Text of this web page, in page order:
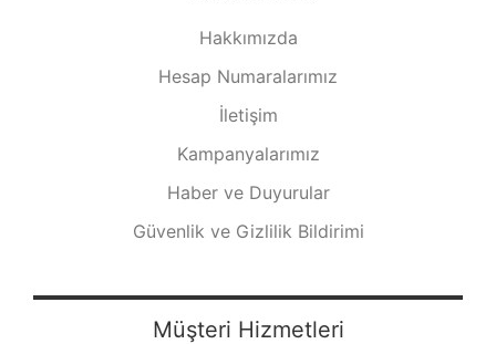
Hakkımızda
Hesap Numaralarımız
İletişim
Kampanyalarımız
Haber ve Duyurular
Güvenlik ve Gizlilik Bildirimi
Müşteri Hizmetleri